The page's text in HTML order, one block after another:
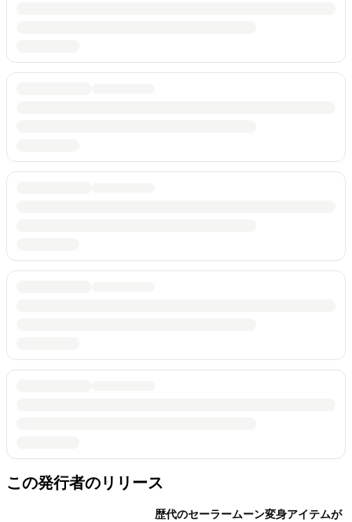
この発行者のリリース
歴代のセーラームーン変身アイテムが